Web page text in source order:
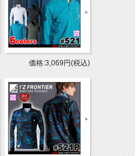
価格:3,069円(税込)